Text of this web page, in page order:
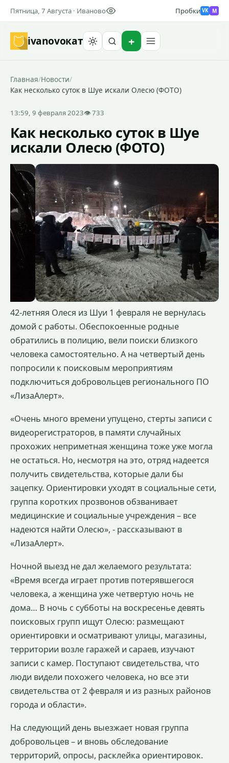
Пятница, 7 Августа · Иваново Пробки VK M
ivanovoкат
Главная/Новости/
Как несколько суток в Шуе искали Олесю (ФОТО)
13:59, 9 февраля 2023👁 733
Как несколько суток в Шуе
искали Олесю (ФОТО)
42-летняя Олеся из Шуи 1 февраля не вернулась
домой с работы. Обеспокоенные родные
обратились в полицию, вели поиски близкого
человека самостоятельно. А на четвертый день
попросили к поисковым мероприятиям
подключиться добровольцев регионального ПО
«ЛизаАлерт».
«Очень много времени упущено, стерты записи с
видеорегистраторов, в памяти случайных
прохожих неприметная женщина тоже уже могла
не остаться. Но, несмотря на это, отряд надеется
получить свидетельства, которые дали бы
зацепку. Ориентировки уходят в социальные сети,
группа коротких прозвонов обзванивает
медицинские и социальные учреждения – все
надеются найти Олесю», - рассказывают в
«ЛизаАлерт».
Ночной выезд не дал желаемого результата:
«Время всегда играет против потерявшегося
человека, а женщина уже четвертую ночь не
дома… В ночь с субботы на воскресенье девять
поисковых групп ищут Олесю: размещают
ориентировки и осматривают улицы, магазины,
территории возле гаражей и сараев, изучают
записи с камер. Поступают свидетельства, что
люди видели похожего человека, но все эти
свидетельства от 2 февраля и из разных районов
города и области».
На следующий день выезжает новая группа
добровольцев – и вновь обследование
территорий, опросы, расклейка ориентировок.